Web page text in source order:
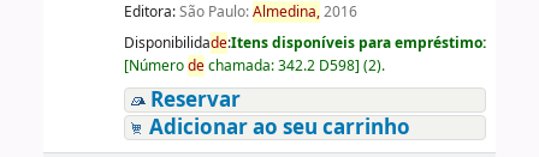
Editora:São Paulo:Almedina,2016
Disponibilidade:Itens disponíveis para empréstimo:
[Númerodechamada:342.2 D598] (2).
Reservar
Adicionar ao seu carrinho